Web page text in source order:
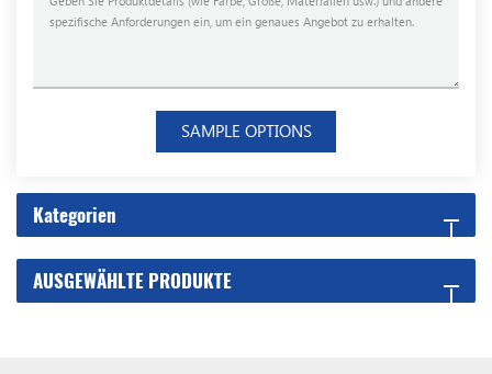
SAMPLE OPTIONS
Kategorien
AUSGEWÄHLTE PRODUKTE